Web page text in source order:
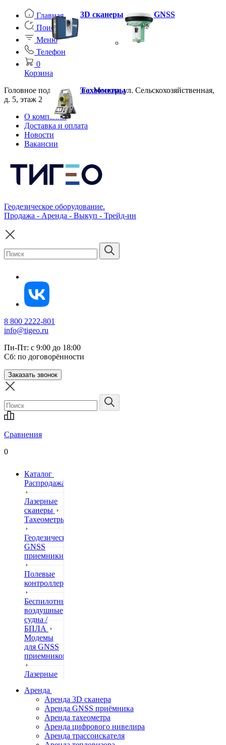
Главная
Поиск
Меню
Телефон
0
Корзина
Головное подразделение: Москва, ул. Сельскохозяйственная,
д. 5, этаж 2
О компании
Доставка и оплата
Новости
Вакансии
Геодезическое оборудование.
Продажа - Аренда - Выкуп - Трейд-ин
8 800 2222-801
info@tigeo.ru
Пн-Пт: с 9:00 до 18:00
Сб: по договорённости
Заказать звонок
Сравнения
0
Каталог
Распродажа
Лазерные
сканеры
Тахеометры
Геодезические
GNSS
приемники
Полевые
контроллеры
Беспилотные
воздушные
судна /
БПЛА
Модемы
для GNSS
приемников
Лазерные
Нивелиры
Теодолиты
Трассоискатели
3D сканеры GNSS
Тахеометры
Аренда
Аренда 3D сканера
Аренда GNSS приёмника
Аренда тахеометра
Аренда цифрового нивелира
Аренда трассоискателя